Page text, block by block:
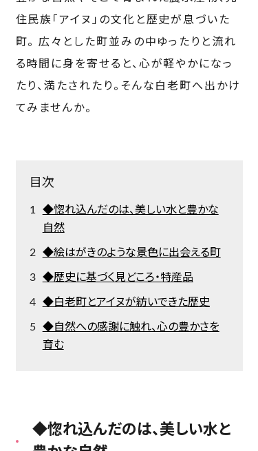
住民族「アイヌ」の文化と歴史が息づいた
町。 広々とした町並みの中ゆったりと流れ
る時間に身を寄せると、心が軽やかになっ
たり、満たされたり。そんな白老町へ出かけ
てみませんか。
目次
◆惚れ込んだのは、美しい水と豊かな
自然
◆絵はがきのような景色に出会える町
◆歴史に基づく見どころ・特産品
◆白老町とアイヌが紡いできた歴史
◆自然への感謝に触れ、心の豊かさを
育む
◆惚れ込んだのは、美しい水と